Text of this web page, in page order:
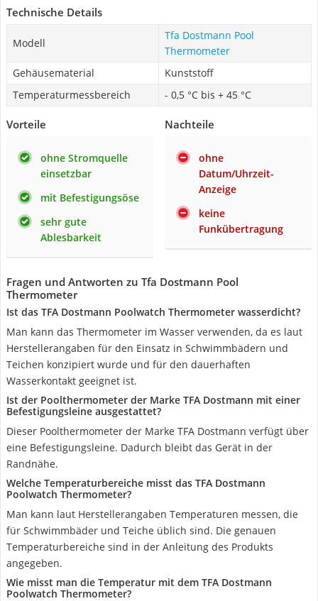
Technische Details
Modell
Tfa Dostmann Pool
Thermometer
Gehäusematerial
Kunststoff
Temperaturmessbereich
- 0,5 °C bis + 45 °C
Vorteile
ohne Stromquelle
einsetzbar
mit Befestigungsöse
sehr gute
Ablesbarkeit
Nachteile
ohne
Datum/Uhrzeit-
Anzeige
keine
Funkübertragung
Fragen und Antworten zu Tfa Dostmann Pool
Thermometer
Ist das TFA Dostmann Poolwatch Thermometer wasserdicht?
Man kann das Thermometer im Wasser verwenden, da es laut
Herstellerangaben für den Einsatz in Schwimmbädern und
Teichen konzipiert wurde und für den dauerhaften
Wasserkontakt geeignet ist.
Ist der Poolthermometer der Marke TFA Dostmann mit einer
Befestigungsleine ausgestattet?
Dieser Poolthermometer der Marke TFA Dostmann verfügt über
eine Befestigungsleine. Dadurch bleibt das Gerät in der
Randnähe.
Welche Temperaturbereiche misst das TFA Dostmann
Poolwatch Thermometer?
Man kann laut Herstellerangaben Temperaturen messen, die
für Schwimmbäder und Teiche üblich sind. Die genauen
Temperaturbereiche sind in der Anleitung des Produkts
angegeben.
Wie misst man die Temperatur mit dem TFA Dostmann
Poolwatch Thermometer?